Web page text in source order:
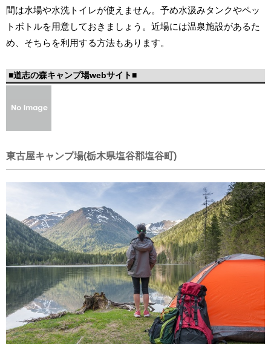
間は水場や水洗トイレが使えません。予め水汲みタンクやペッ
トボトルを用意しておきましょう。近場には温泉施設があるた
め、そちらを利用する方法もあります。
■道志の森キャンプ場webサイト■
東古屋キャンプ場(栃木県塩谷郡塩谷町)